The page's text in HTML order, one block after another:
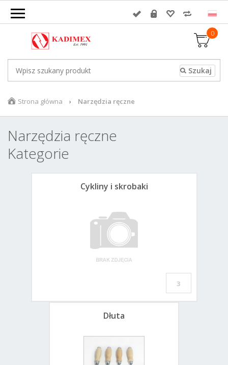
0
Strona główna Narzędzia ręczne
Narzędzia ręczne
Kategorie
Cykliny i skrobaki
3
Dłuta